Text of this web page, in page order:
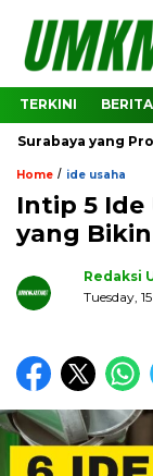
TERKINI BERITA
yang
Home / ide usaha
Intip 5 Ide
yang
Redaksi
Tuesday,